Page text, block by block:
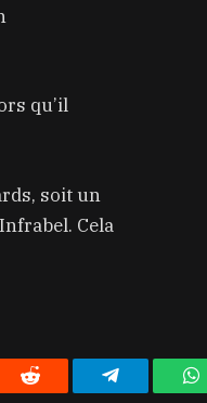
qu’il
soit un
Cela
Reddit Telegram